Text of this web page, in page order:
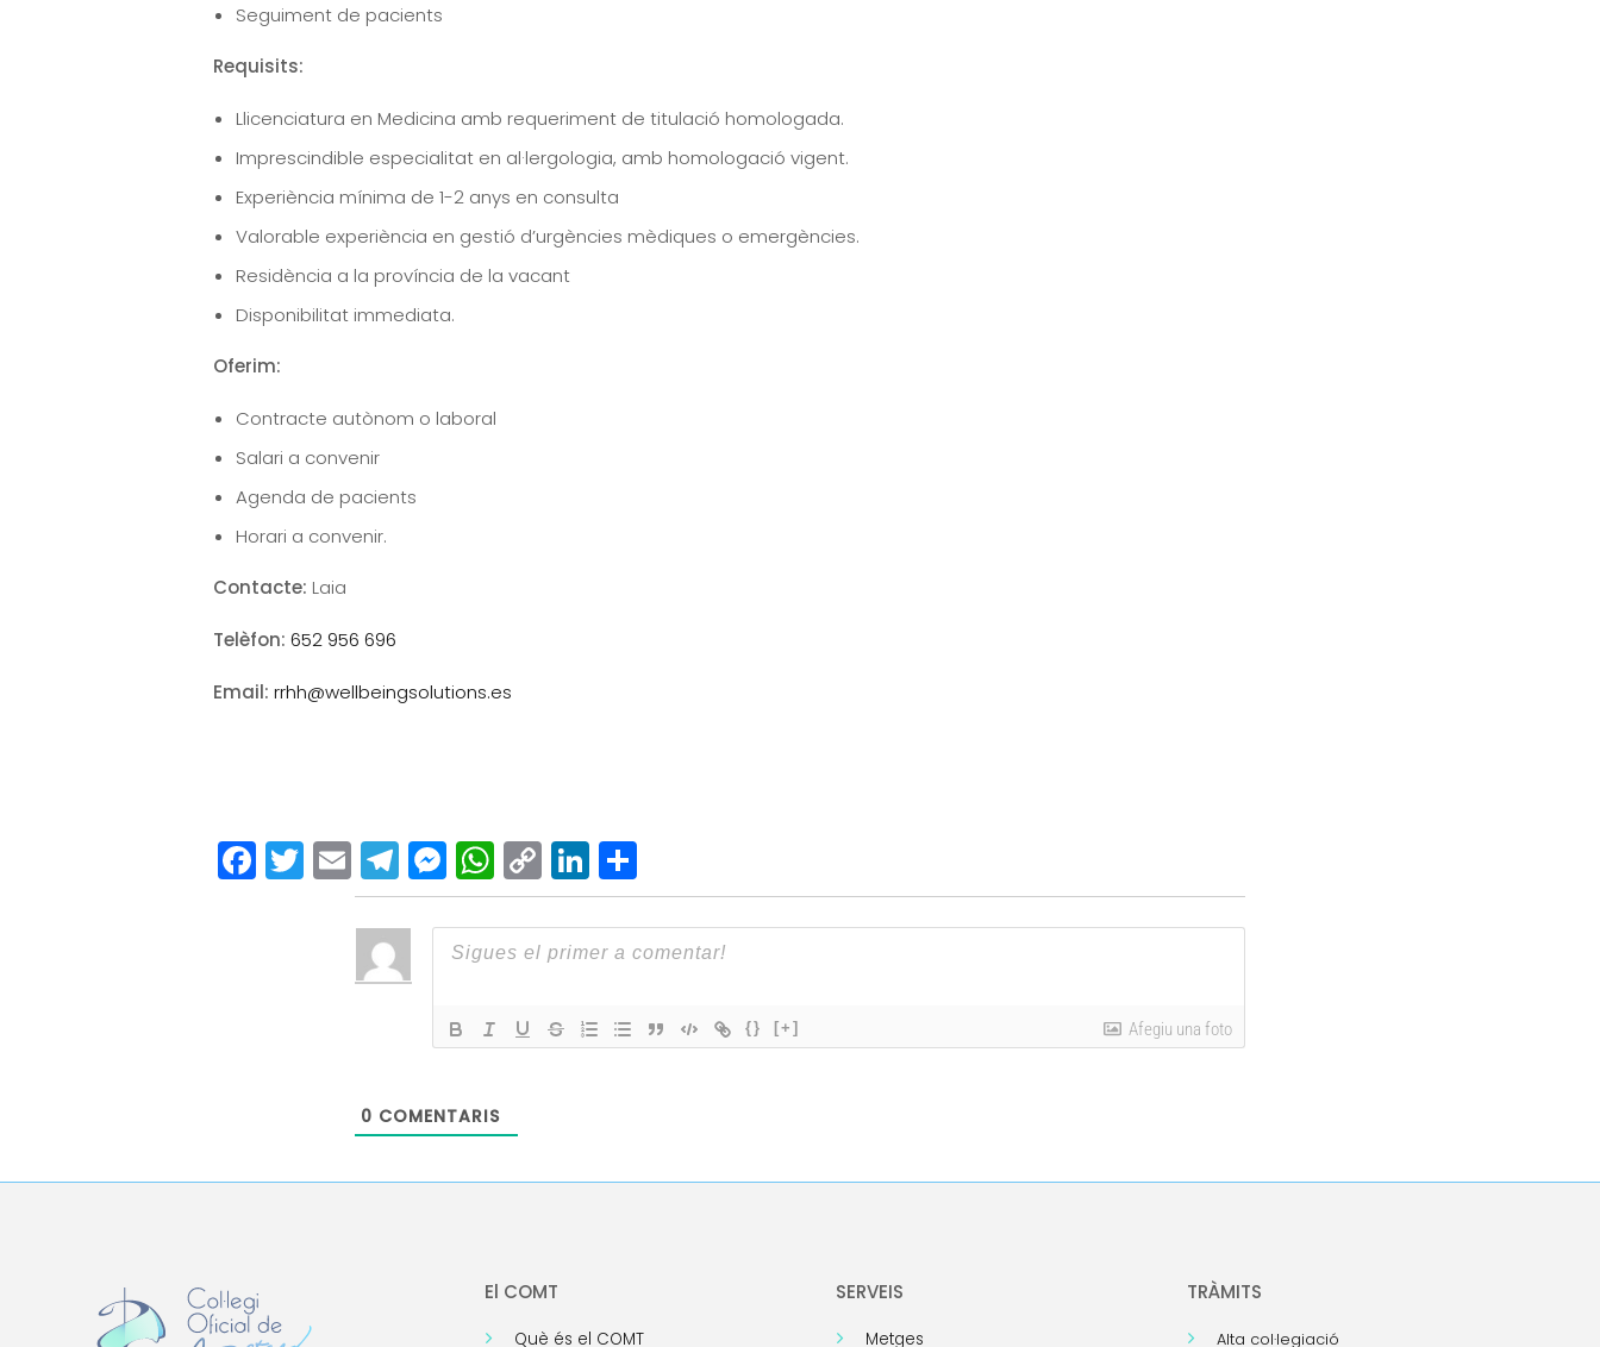
Seguiment de pacients
Requisits:
Llicenciatura en Medicina amb requeriment de titulació homologada.
Imprescindible especialitat en al·lergologia, amb homologació vigent.
Experiència mínima de 1-2 anys en consulta
Valorable experiència en gestió d’urgències mèdiques o emergències.
Residència a la província de la vacant
Disponibilitat immediata.
Oferim:
Contracte autònom o laboral
Salari a convenir
Agenda de pacients
Horari a convenir.
Contacte: Laia
Telèfon: 652 956 696
Email: rrhh@wellbeingsolutions.es
Facebook
Twitter
EmailTelegram
Messenger
WhatsApp
Copy
Link
LinkedIn
Comparteix
{} [+] Afegiu una foto
0 COMENTARIS
El COMT
Què és el COMT
SERVEIS
Metges
TRÀMITS
Alta col·legiació